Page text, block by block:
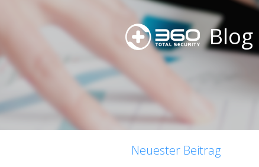
Blog
Neuester Beitrag